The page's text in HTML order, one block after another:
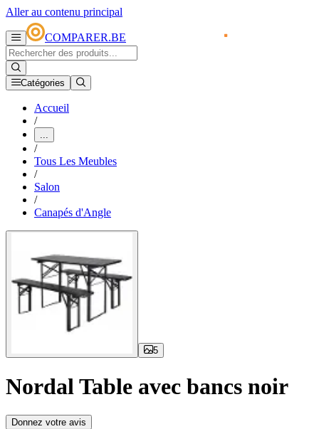
Aller au contenu principal
COMPARER.BE
Catégories
Accueil
/
...
/
Tous Les Meubles
/
Salon
/
Canapés d'Angle
5
Nordal Table avec bancs noir
Donnez votre avis